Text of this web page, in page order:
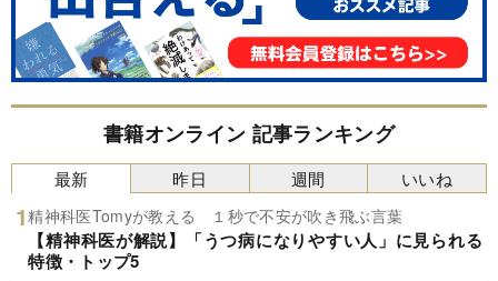
書籍オンライン 記事ランキング
最新
精神科医Tomyが教える １秒で不安が吹き飛ぶ言葉
【精神科医が解説】「うつ病になりやすい人」に見られる
特徴・トップ5
昨日 週間 いいね